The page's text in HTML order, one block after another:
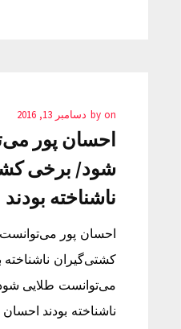
by on دسامبر 13, 2016
احسان پور
شود/ برخی
ناشناخته بودند
احسان پور
کشتی‌گیران ناشناخته
می‌توانست طلایی
ناشناخته بودند